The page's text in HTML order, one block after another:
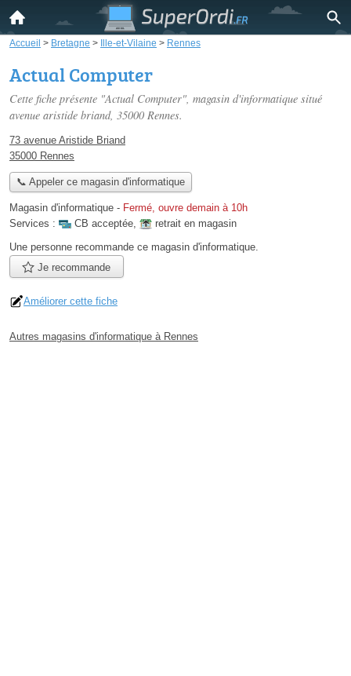
Accueil > Bretagne > Ille-et-Vilaine > Rennes
Actual Computer
Cette fiche présente "Actual Computer", magasin d'informatique situé
avenue aristide briand, 35000 Rennes.
73 avenue Aristide Briand
35000 Rennes
📞 Appeler ce magasin d'informatique
Magasin d'informatique - Fermé, ouvre demain à 10h
Services :
CB acceptée,
retrait en magasin
Une personne recommande ce magasin d'informatique.
Je recommande
Améliorer cette fiche
Autres magasins d'informatique à Rennes